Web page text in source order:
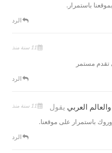
باستمرار.
الرد
مستمر
الرد
العربي يقول
باستمرار على موقعنا.
الرد